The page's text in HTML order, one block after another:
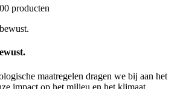
producten
maatregelen dragen we bij aan het
impact op het milieu en het klimaat.